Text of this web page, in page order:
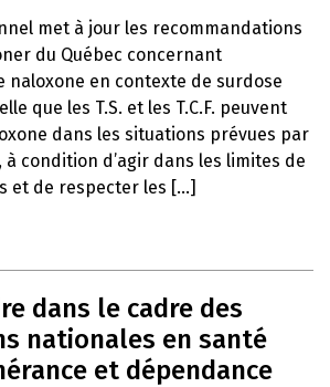
met à jour les recommandations
du Québec concernant
naloxone en contexte de surdose
que les T.S. et les T.C.F. peuvent
dans les situations prévues par
condition d’agir dans les limites de
et de respecter les [...]
dans le cadre des
nationales en santé
et dépendance